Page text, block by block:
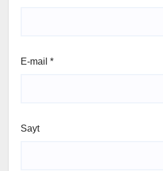
E-mail *
Sayt